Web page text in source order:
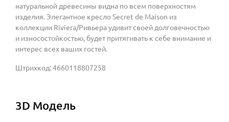
натуральной древесины видна по всем поверхностям
изделия. Элегантное кресло Secret de Maison из
коллекции Riviera/Ривьера удивит своей долговечностью
и износостойкостью, будет притягивать к себе внимание и
интерес всех ваших гостей.
Штрихкод: 4660118807258
3D Модель